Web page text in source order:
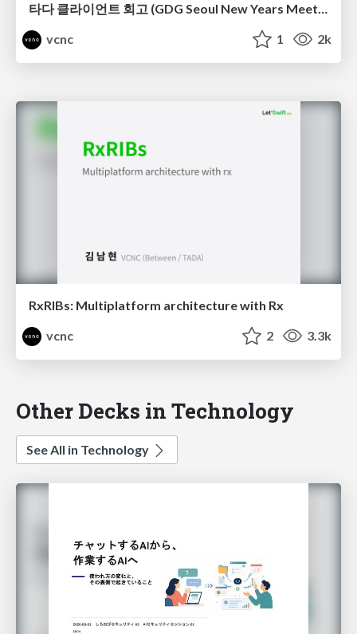
타다 클라이언트 회고 (GDG Seoul New Years Meetup)
vcnc
1 2k
RxRIBs: Multiplatform architecture with Rx
vcnc
2 3.3k
Other Decks in Technology
See All in Technology